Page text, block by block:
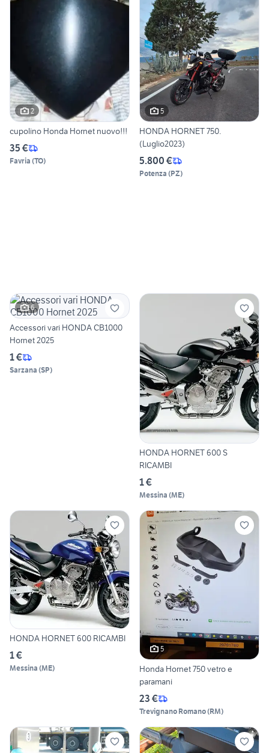
2
cupolino Honda Hornet nuovo!!!
35 €
Favria (TO)
5
HONDA HORNET 750.
(Luglio2023)
5.800 €
Potenza (PZ)
6
Accessori vari HONDA CB1000
Hornet 2025
1 €
Sarzana (SP)
HONDA HORNET 600 S
RICAMBI
1 €
Messina (ME)
HONDA HORNET 600 RICAMBI
1 €
Messina (ME)
5
Honda Hornet 750 vetro e
paramani
23 €
Trevignano Romano(RM)